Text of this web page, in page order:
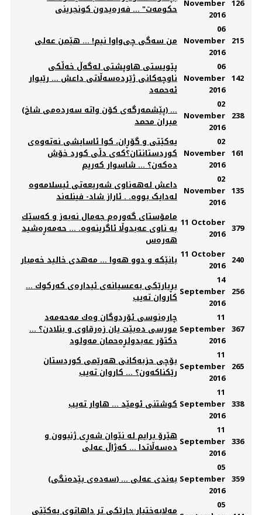
حکومەت" ... فەرەیدون کونجرینی November
2016
126
من سه‌گی چی‌واوا نیم! ... هێمن عه‌لی
06
November
2016
215
پێویستی هاوپشتی لەگەڵ خەڵکی
ناوچەکانی ژێردەسەڵاتی داعش ... رێبوار
ئەحمەد
06
November
2016
142
(پێشمەرگەی کۆن واتە سەردەمی شاخ) ...
میران محمد
02
November
2016
238
یەکێتی و گۆڕان، کوا ئاسایشی نەتەوەی
کوردستانتان؟کەی دڵی کورد خۆش
دەکەن؟ ... شاسوار کەریم
02
November
2016
161
داعش لەهەناوی شەریعەتی ئیسلامەوە
لەدایک بووە. . ئاراز شاد- فینلەند
02
November
2016
135
مامۆستای گەورەم جەمال نەبەز و کەسێك
بە ناوی عەبدوڵا ئاگرینەوە. ... حەمەڕەشید
هەرەس
11 October
2016 379
بانێکە و دوو هەوا ... مەهدی خالید خەمبار 11 October
2016 240
بڕیارێكی به‌عسیانه‌ی ئیداره‌ی كه‌ركوك ...
كاروان ته‌یب
14
September
2016
256
چارەنوسی ئۆردوگان وەك مەحەمەد
مورسی دەبێت یان زەرقاوی و بنلادن؟ ...
دکتۆر عەبدولڕەحمان مەولود
11
September
2016
367
بۆچی حزبه‌كانی هه‌رێمی كوردستان
رێكناكه‌ون؟ ... كاروان ته‌یب
11
September
2016
265
کوشتنی ئومێد ... هاوار تەیب
11
September
2016
338
هێرۆ برایم له‌ نێوان شه‌ڕی ژنبوون و
ده‌سه‌ڵاتدا ... کەژاڵ عەلی
11
September
2016
336
(سەدەی بێدەنگی) ... بەندی عەلی
05
September
2016
359
مەلابەختیار جارێکی تر داهاتوی یەکێتی
05